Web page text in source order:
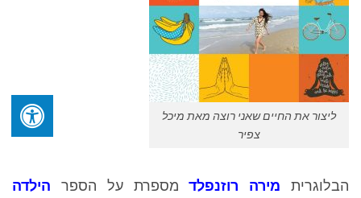
ליצור את החיים שאני רוצה מאת מיכל
צפיר
הבלוגרית מירה רוזנפלדמספרת על הספר הילדה